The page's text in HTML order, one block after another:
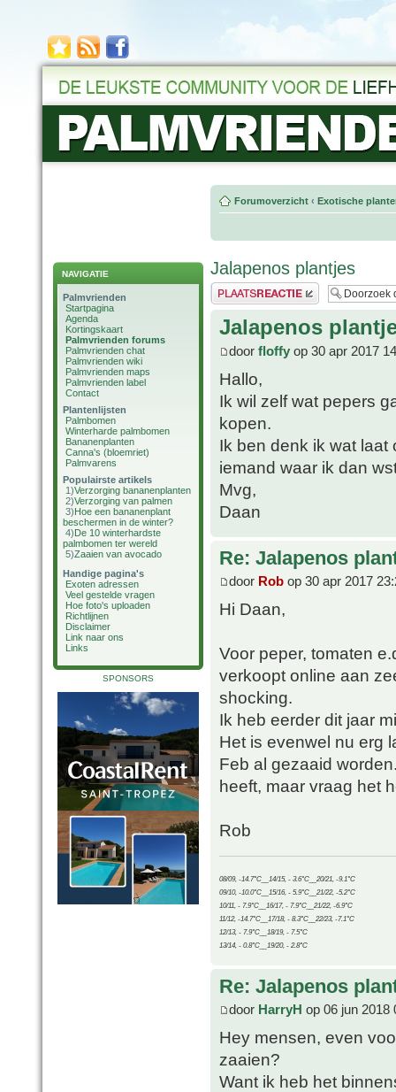
NAVIGATIE
Palmvrienden
Startpagina
Agenda
Kortingskaart
Palmvrienden forums
Palmvrienden chat
Palmvrienden wiki
Palmvrienden maps
Palmvrienden label
Contact
Plantenlijsten
Palmbomen
Winterharde palmbomen
Bananenplanten
Canna's (bloemriet)
Palmvarens
Populairste artikels
1)Verzorging bananenplanten
2)Verzorging van palmen
3)Hoe een bananenplant
beschermen in de winter?
4)De 10 winterhardste
palmbomen ter wereld
5)Zaaien van avocado
Handige pagina's
Exoten adressen
Veel gestelde vragen
Hoe foto's uploaden
Richtlijnen
Disclaimer
Link naar ons
Links
SPONSORS
Forumoverzicht ‹ Exotische
Jalapenos plantjes
Plaats een reactie
Jalapenos
door floffy op 30 apr 2017
Hallo,
Ik wil zelf wat pepers
kopen.
Ik ben denk ik wat laat
iemand waar ik dan
Mvg,
Daan
Re: Jalapenos
door Rob op 30 apr 2017
Hi Daan,
Voor peper, tomaten
verkoopt online aan
shocking.
Ik heb eerder dit jaar
Het is evenwel nu erg
Feb al gezaaid
heeft, maar vraag het
Rob
08/09, -14.7°C__14/15, - 3.6°C__20/21, -9.1°C
09/10, -10.0°C__15/16, - 5.9°C__21/22, -5.2°C
10/11, - 7.9°C__16/17, - 7.9°C__21/22, -6.9°C
11/12, -14.7°C__17/18, - 8.3°C__22/23, -7.1°C
12/13, - 7.9°C__18/19, - 7.5°C
13/14, - 0.8°C__19/20, - 2.8°C
Re: Jalapenos
door HarryH op 06 jun 2018
Hey mensen, even
zaaien?
Want ik heb het